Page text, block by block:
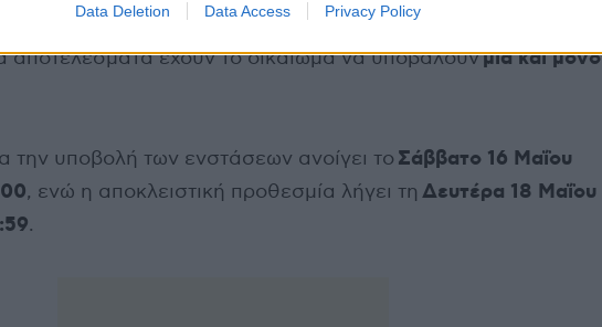
Data Deletion Data Access Privacy Policy
υπέβαλαν ηλεκτρονική αίτηση συμμετοχής και διαφωνούν
αποτελέσματα έχουν το δικαίωμα να υποβάλουνμία και μόνο
την υποβολή των ενστάσεων ανοίγει το Σάββατο 16 Μαΐου
, ενώ η αποκλειστική προθεσμία λήγει τη Δευτέρα 18 Μαΐου
.